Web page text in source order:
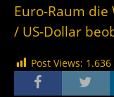
Euro-Raum
/ US-Dollar
Post Views: 1.636